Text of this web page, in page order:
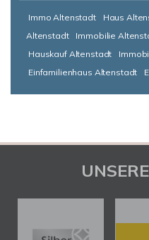
Immo Altenstadt Haus
Altenstadt
Immobilie
Hauskauf Altenstadt
Einfamilienhaus Altenstadt